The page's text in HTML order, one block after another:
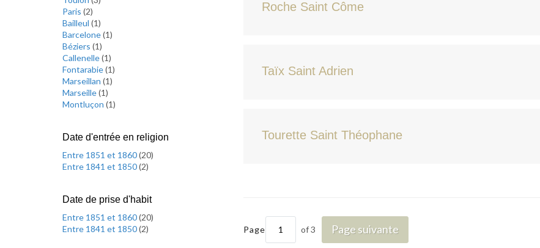
Roche Saint Côme
Taïx Saint Adrien
Tourette Saint Théophane
Page of 3 Page suivante
Paris (2)
Bailleul (1)
Barcelone(1)
Béziers (1)
Callenelle(1)
Fontarabie(1)
Marseillan (1)
Marseille(1)
Montluçon (1)
Date d'entrée en religion
Entre 1851 et 1860(20)
Entre 1841 et 1850(2)
Date de prise d'habit
Entre 1851 et 1860(20)
Entre 1841 et 1850(2)